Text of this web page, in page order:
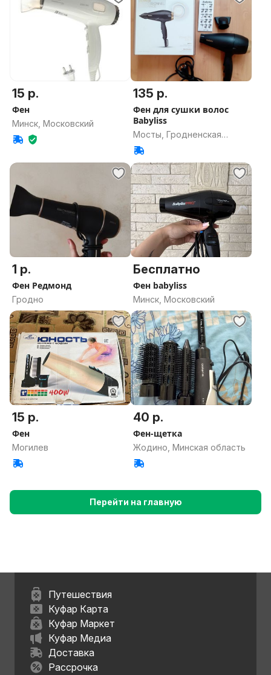
15 р.
Фен
Минск, Московский
135 р.
Фен для сушки волос
Babyliss
Мосты, Гродненская
область
1 р.
Фен Редмонд
Гродно
Бесплатно
Фен babyliss
Минск, Московский
15 р.
Фен
Могилев
40 р.
Фен-щетка
Жодино, Минская область
Перейти на главную
Путешествия
Куфар Карта
Куфар Маркет
Куфар Медиа
Доставка
Рассрочка